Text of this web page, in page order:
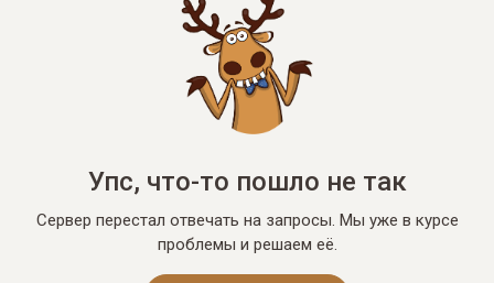
Упс, что-то пошло не так
Сервер перестал отвечать на запросы. Мы уже в курсе
проблемы и решаем её.